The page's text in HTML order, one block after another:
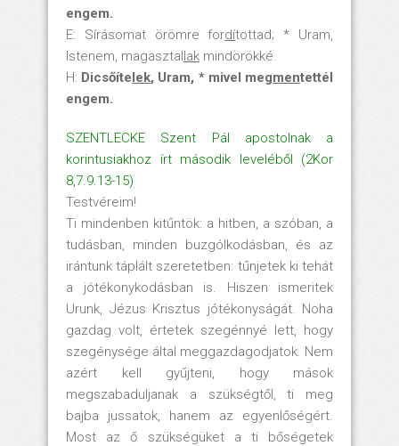
engem.
E: Sírásomat örömre fordítottad; * Uram,
Istenem, magasztallak mindörökké.
H: Dicsőítelek, Uram, * mivel megmentettél
engem.
SZENTLECKE Szent Pál apostolnak a
korintusiakhoz írt második leveléből (2Kor
8,7.9.13-15)
Testvéreim!
Ti mindenben kitűntök: a hitben, a szóban, a
tudásban, minden buzgólkodásban, és az
irántunk táplált szeretetben: tűnjetek ki tehát
a jótékonykodásban is. Hiszen ismeritek
Urunk, Jézus Krisztus jótékonyságát. Noha
gazdag volt, értetek szegénnyé lett, hogy
szegénysége által meggazdagodjatok. Nem
azért kell gyűjteni, hogy mások
megszabaduljanak a szükségtől, ti meg
bajba jussatok, hanem az egyenlőségért.
Most az ő szükségüket a ti bőségetek